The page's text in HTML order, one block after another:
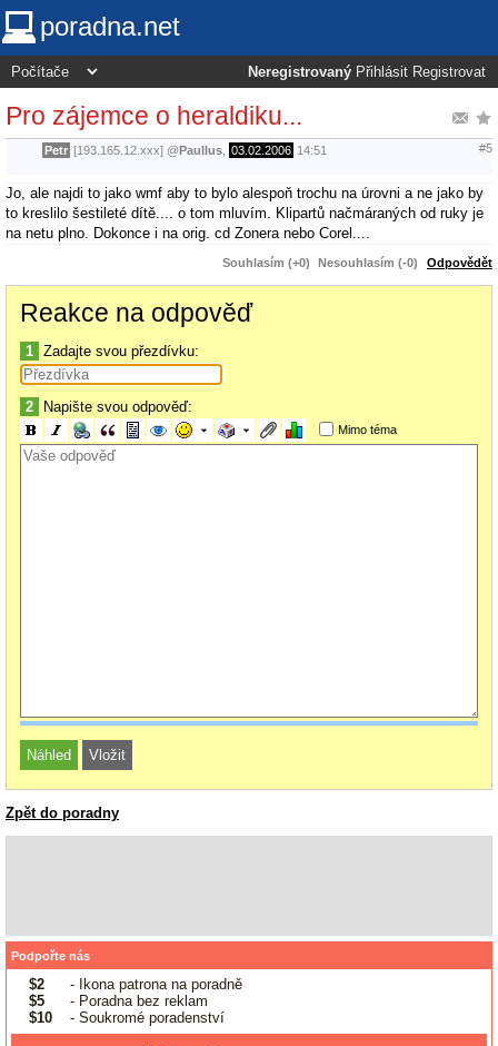
poradna.net
Neregistrovaný Přihlásit Registrovat
Pro zájemce o heraldiku...
Petr [193.165.12.xxx] @Paullus 03.02.2006 14:51 #5
Jo, ale najdi to jako wmf aby to bylo alespoň trochu na úrovni a ne jako by
to kreslilo šestileté dítě.... o tom mluvím. Klipartů načmáraných od ruky je
na netu plno. Dokonce i na orig. cd Zonera nebo Corel....
Souhlasím (+0) Nesouhlasím (-0) Odpovědět
Reakce na odpověď
1 Zadajte svou přezdívku:
2 Napište svou odpověď:
Mimo téma
Zpět do poradny
Podpořte nás
$2
- Ikona patrona na poradně
$5
- Poradna bez reklam
$10
- Soukromé poradenství